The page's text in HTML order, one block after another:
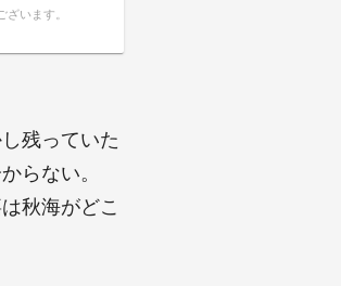
います。
残っていた
らない。
秋海がどこ